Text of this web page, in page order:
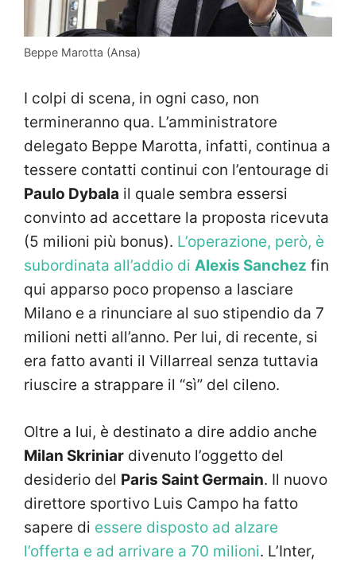
Beppe Marotta (Ansa)
I colpi di scena, in ogni caso, non
termineranno qua. L’amministratore
delegato Beppe Marotta, infatti, continua a
tessere contatti continui con l’entourage di
Paulo Dybala il quale sembra essersi
convinto ad accettare la proposta ricevuta
(5 milioni più bonus). L’operazione, però, è
subordinata all’addio di Alexis Sanchez fin
qui apparso poco propenso a lasciare
Milano e a rinunciare al suo stipendio da 7
milioni netti all’anno. Per lui, di recente, si
era fatto avanti il Villarreal senza tuttavia
riuscire a strappare il “sì” del cileno.
Oltre a lui, è destinato a dire addio anche
Milan Skriniar divenuto l’oggetto del
desiderio del Paris Saint Germain. Il nuovo
direttore sportivo Luis Campo ha fatto
sapere di essere disposto ad alzare
l’offerta e ad arrivare a 70 milioni. L’Inter,